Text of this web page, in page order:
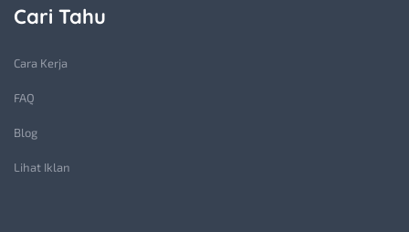
Cari Tahu
Cara Kerja
FAQ
Blog
Lihat Iklan